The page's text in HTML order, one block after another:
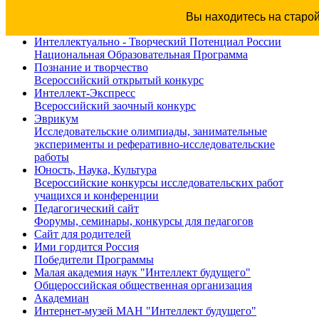
Вы находитесь на
Интеллектуально - Творческий Потенциал России
Национальная Образовательная Программа
Познание и творчество
Всероссийский открытый конкурс
Интеллект-Экспресс
Всероссийский заочный конкурс
Эврикум
Исследовательские олимпиады, занимательные
эксперименты и реферативно-исследовательские
работы
Юность, Наука, Культура
Всероссийские конкурсы исследовательских работ
учащихся и конференции
Педагогический сайт
Форумы, семинары, конкурсы для педагогов
Сайт для родителей
Ими гордится Россия
Победители Программы
Малая академия наук "Интеллект будущего"
Общероссийская общественная организация
Академиан
Интернет-музей МАН "Интеллект будущего"